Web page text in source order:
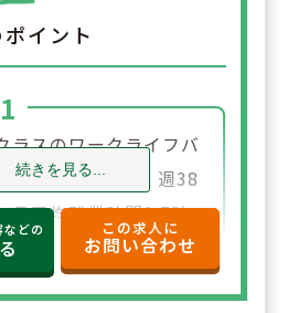
イント
1
ラスのワークライフバ
間休日数138日、週38
月平均残業時間1.7時
クラスの就業条件に加
舗も駅近好立地。転居
続きを見る...
どの この求人に
お問い合わせ